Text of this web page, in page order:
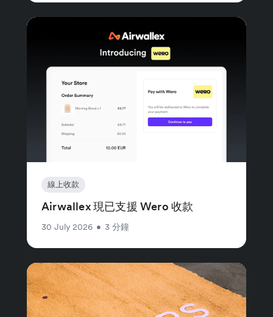
線上收款
Airwallex 現已支援 Wero 收款
30 July 2026 • 3 分鐘